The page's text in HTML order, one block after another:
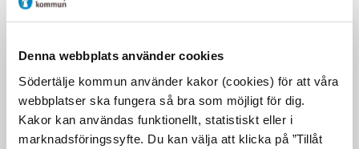
Denna webbplats använder cookies
Södertälje kommun använder kakor (cookies) för att våra
webbplatser ska fungera så bra som möjligt för dig.
Kakor kan användas funktionellt, statistiskt eller i
marknadsföringssyfte. Du kan välja att klicka på ”Tillåt
dessa sorter i Stadsparken.
I samband med återplanteringen anordnas
en höstfest i Stadsparken. Tekniska
nämndens ordförande Ewa Lofvar-
Konradsson kommer att tala och Karin